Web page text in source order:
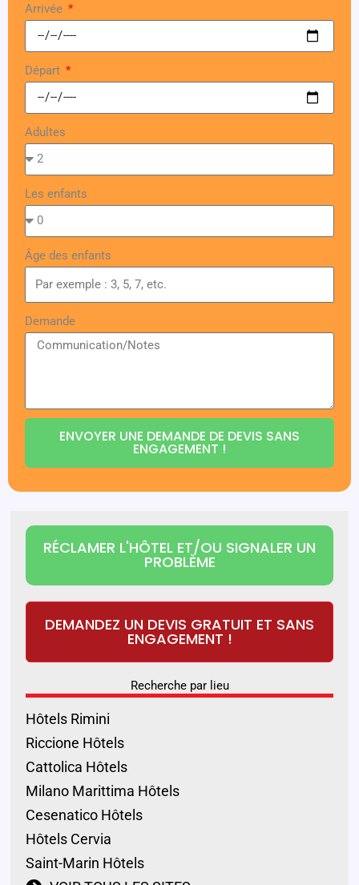
Arrivée
Départ
Adultes
Les enfants
Âge des enfants
Demande
ENVOYER UNE DEMANDE DE DEVIS SANS
ENGAGEMENT !
RÉCLAMER L'HÔTEL ET/OU SIGNALER UN
PROBLÈME
DEMANDEZ UN DEVIS GRATUIT ET SANS
ENGAGEMENT !
Recherche par lieu
Hôtels Rimini
Riccione Hôtels
Cattolica Hôtels
Milano Marittima Hôtels
Cesenatico Hôtels
Hôtels Cervia
Saint-Marin Hôtels